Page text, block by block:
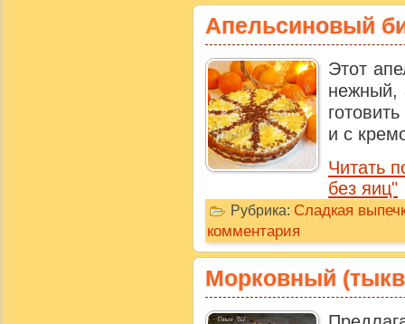
Апельсиновый
Этот
нежный,
и с
Читать
без яиц"
Рубрика: Сладкая
комментария
Морковный